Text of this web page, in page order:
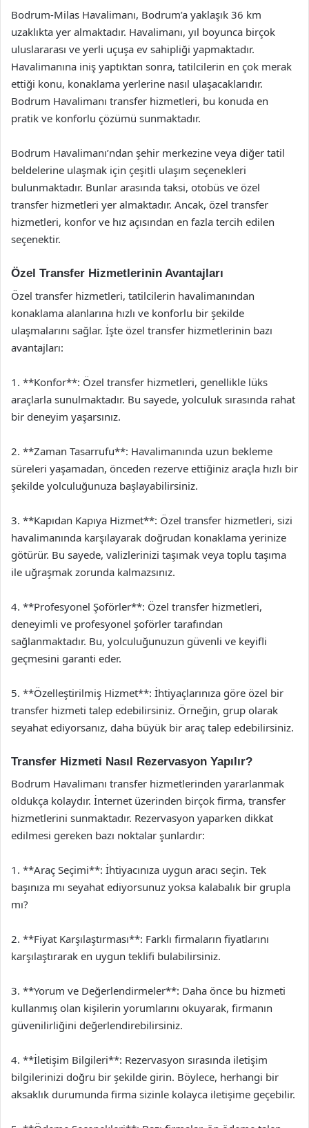
Bodrum-Milas Havalimanı, Bodrum’a yaklaşık 36 km
uzaklıkta yer almaktadır. Havalimanı, yıl boyunca birçok
uluslararası ve yerli uçuşa ev sahipliği yapmaktadır.
Havalimanına iniş yaptıktan sonra, tatilcilerin en çok merak
ettiği konu, konaklama yerlerine nasıl ulaşacaklarıdır.
Bodrum Havalimanı transfer hizmetleri, bu konuda en
pratik ve konforlu çözümü sunmaktadır.
Bodrum Havalimanı’ndan şehir merkezine veya diğer tatil
beldelerine ulaşmak için çeşitli ulaşım seçenekleri
bulunmaktadır. Bunlar arasında taksi, otobüs ve özel
transfer hizmetleri yer almaktadır. Ancak, özel transfer
hizmetleri, konfor ve hız açısından en fazla tercih edilen
seçenektir.
Özel Transfer Hizmetlerinin Avantajları
Özel transfer hizmetleri, tatilcilerin havalimanından
konaklama alanlarına hızlı ve konforlu bir şekilde
ulaşmalarını sağlar. İşte özel transfer hizmetlerinin bazı
avantajları:
1. **Konfor**: Özel transfer hizmetleri, genellikle lüks
araçlarla sunulmaktadır. Bu sayede, yolculuk sırasında rahat
bir deneyim yaşarsınız.
2. **Zaman Tasarrufu**: Havalimanında uzun bekleme
süreleri yaşamadan, önceden rezerve ettiğiniz araçla hızlı bir
şekilde yolculuğunuza başlayabilirsiniz.
3. **Kapıdan Kapıya Hizmet**: Özel transfer hizmetleri, sizi
havalimanında karşılayarak doğrudan konaklama yerinize
götürür. Bu sayede, valizlerinizi taşımak veya toplu taşıma
ile uğraşmak zorunda kalmazsınız.
4. **Profesyonel Şoförler**: Özel transfer hizmetleri,
deneyimli ve profesyonel şoförler tarafından
sağlanmaktadır. Bu, yolculuğunuzun güvenli ve keyifli
geçmesini garanti eder.
5. **Özelleştirilmiş Hizmet**: İhtiyaçlarınıza göre özel bir
transfer hizmeti talep edebilirsiniz. Örneğin, grup olarak
seyahat ediyorsanız, daha büyük bir araç talep edebilirsiniz.
Transfer Hizmeti Nasıl Rezervasyon Yapılır?
Bodrum Havalimanı transfer hizmetlerinden yararlanmak
oldukça kolaydır. İnternet üzerinden birçok firma, transfer
hizmetlerini sunmaktadır. Rezervasyon yaparken dikkat
edilmesi gereken bazı noktalar şunlardır:
1. **Araç Seçimi**: İhtiyacınıza uygun aracı seçin. Tek
başınıza mı seyahat ediyorsunuz yoksa kalabalık bir grupla
mı?
2. **Fiyat Karşılaştırması**: Farklı firmaların fiyatlarını
karşılaştırarak en uygun teklifi bulabilirsiniz.
3. **Yorum ve Değerlendirmeler**: Daha önce bu hizmeti
kullanmış olan kişilerin yorumlarını okuyarak, firmanın
güvenilirliğini değerlendirebilirsiniz.
4. **İletişim Bilgileri**: Rezervasyon sırasında iletişim
bilgilerinizi doğru bir şekilde girin. Böylece, herhangi bir
aksaklık durumunda firma sizinle kolayca iletişime geçebilir.